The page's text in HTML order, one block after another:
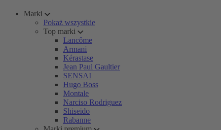
Marki
Pokaż wszystkie
Top marki
Lancôme
Armani
Kérastase
Jean Paul Gaultier
SENSAI
Hugo Boss
Montale
Narciso Rodriguez
Shiseido
Rabanne